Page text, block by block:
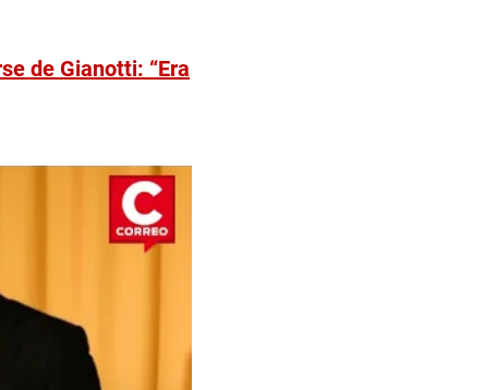
de Gianotti: “Era